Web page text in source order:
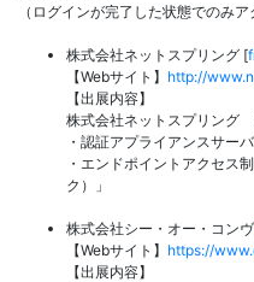
（ログインが完了した状態でのみア
株式会社ネットスプリング [
【Webサイト】 http://
【出展内容】
株式会社ネットスプリング
・認証アプライアンスサー
・エンドポイントアクセス
ク）」
株式会社シー・オー・コン
【Webサイト】 https://
【出展内容】